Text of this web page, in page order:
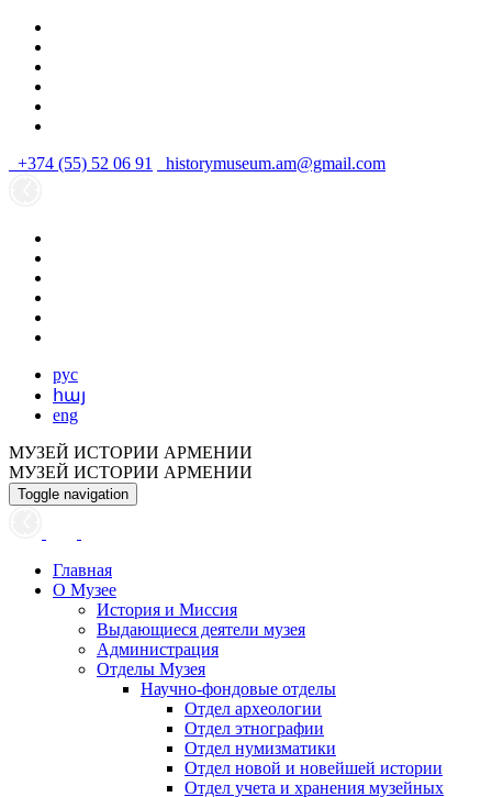
+374 (55) 52 06 91 historymuseum.am@gmail.com
рус
հայ
eng
МУЗЕЙ ИСТОРИИ АРМЕНИИ
МУЗЕЙ ИСТОРИИ АРМЕНИИ
Toggle navigation
Главная
О Музее
История и Миссия
Выдающиеся деятели музея
Администрация
Отделы Музея
Научно-фондовые отделы
Отдел археологии
Отдел этнографии
Отдел нумизматики
Отдел новой и новейшей истории
Отдел учета и хранения музейных